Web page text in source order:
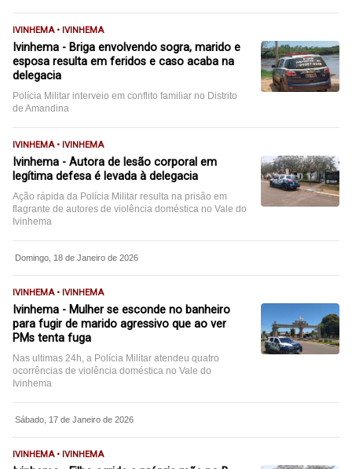
IVINHEMA • IVINHEMA
Ivinhema - Briga envolvendo sogra, marido e
esposa resulta em feridos e caso acaba na
delegacia
Polícia Militar interveio em conflito familiar no Distrito
de Amandina
IVINHEMA • IVINHEMA
Ivinhema - Autora de lesão corporal em
legítima defesa é levada à delegacia
Ação rápida da Polícia Militar resulta na prisão em
flagrante de autores de violência doméstica no Vale do
Ivinhema
Domingo, 18 de Janeiro de 2026
IVINHEMA • IVINHEMA
Ivinhema - Mulher se esconde no banheiro
para fugir de marido agressivo que ao ver
PMs tenta fuga
Nas ultimas 24h, a Polícia Militar atendeu quatro
ocorrências de violência doméstica no Vale do
Ivinhema
Sábado, 17 de Janeiro de 2026
IVINHEMA • IVINHEMA